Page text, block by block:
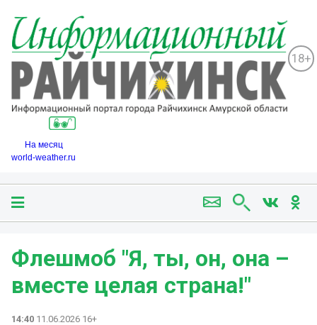
18+
На месяц
world-weather.ru
Флешмоб "Я, ты, он, она –
вместе целая страна!"
14:40 11.06.2026 16+